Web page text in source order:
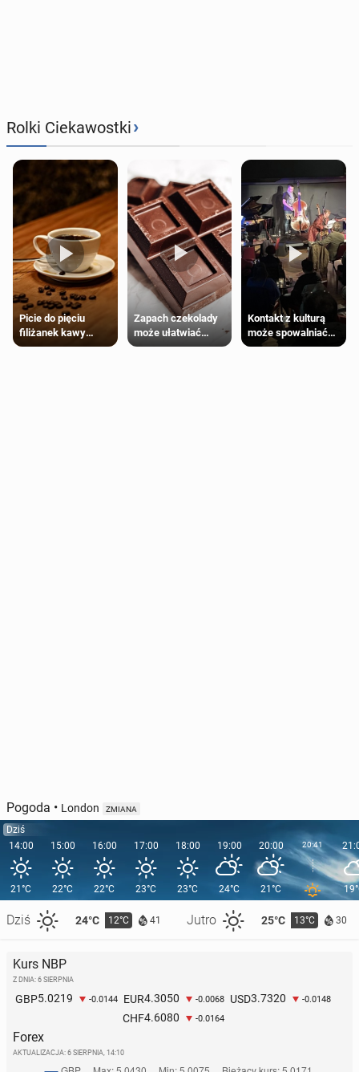
Rolki Ciekawostki›
Picie do pięciu
filiżanek kawy
dziennie jest
Zapach czekolady
może ułatwiać
trening siłowy
Kontakt z kulturą
może spowalniać
starzenie
Pogoda • London ZMIANA
Dziś
14:00
21°C
Dziś 24°C 12°C 41 Jutro 25°C 13°C 30
15:00
22°C
16:00
22°C
17:00
23°C
18:00
23°C
19:00
24°C
20:00
21°C
20:41
Kurs NBP
Z DNIA: 6 SIERPNIA
GBP5.0219 -0.0144 EUR4.3050 -0.0068 USD3.7320 -0.0148
CHF4.6080 -0.0164
Forex
AKTUALIZACJA: 6 SIERPNIA, 14:10